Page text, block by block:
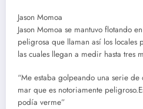
Jason Momoa
Jason Momoa se mantuvo flotando
peligrosa que llaman así los locales
las cuales llegan a medir hasta tres
“Me estaba golpeando una serie
mar que es notoriamente
podía verme”